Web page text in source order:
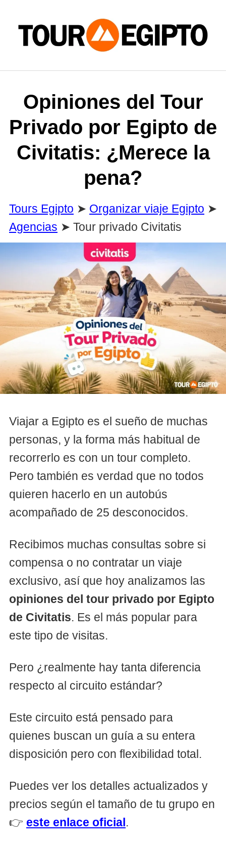
content
Opiniones del Tour
Privado por Egipto de
Civitatis: ¿Merece la
pena?
Tours Egipto ➤ Organizar viaje Egipto ➤
Agencias ➤ Tour privado Civitatis
Viajar a Egipto es el sueño de muchas
personas, y la forma más habitual de
recorrerlo es con un tour completo.
Pero también es verdad que no todos
quieren hacerlo en un autobús
acompañado de 25 desconocidos.
Recibimos muchas consultas sobre si
compensa o no contratar un viaje
exclusivo, así que hoy analizamos las
opiniones del tour privado por Egipto
de Civitatis. Es el más popular para
este tipo de visitas.
Pero ¿realmente hay tanta diferencia
respecto al circuito estándar?
Este circuito está pensado para
quienes buscan un guía a su entera
disposición pero con flexibilidad total.
Puedes ver los detalles actualizados y
precios según el tamaño de tu grupo en
👉 este enlace oficial.